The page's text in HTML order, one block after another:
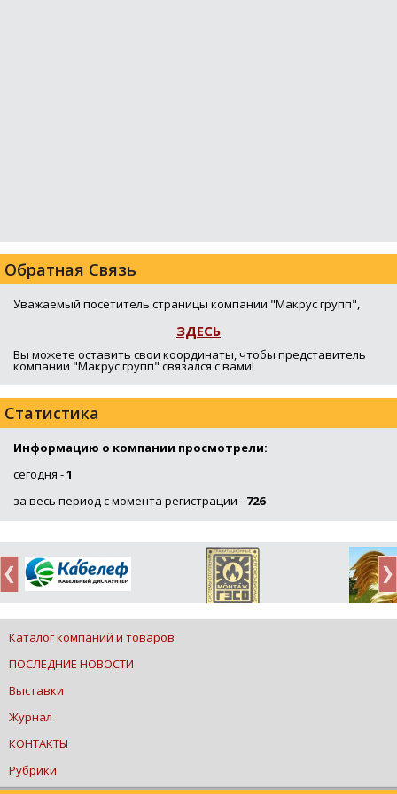
Обратная Связь
Уважаемый посетитель страницы компании "Макрус групп",
ЗДЕСЬ
Вы можете оставить свои координаты, чтобы представитель
компании "Макрус групп" связался с вами!
Статистика
Информацию о компании просмотрели:
сегодня -1
за весь период с момента регистрации - 726
Каталог компаний и товаров
ПОСЛЕДНИЕ НОВОСТИ
Выставки
Журнал
КОНТАКТЫ
Рубрики